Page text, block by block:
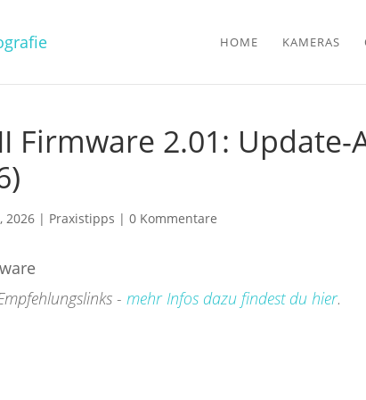
HOME KAMERAS
Firmware 2.01:
2026 | Praxistipps |0 Kommentare
-mehr Infos dazu findest du hier.